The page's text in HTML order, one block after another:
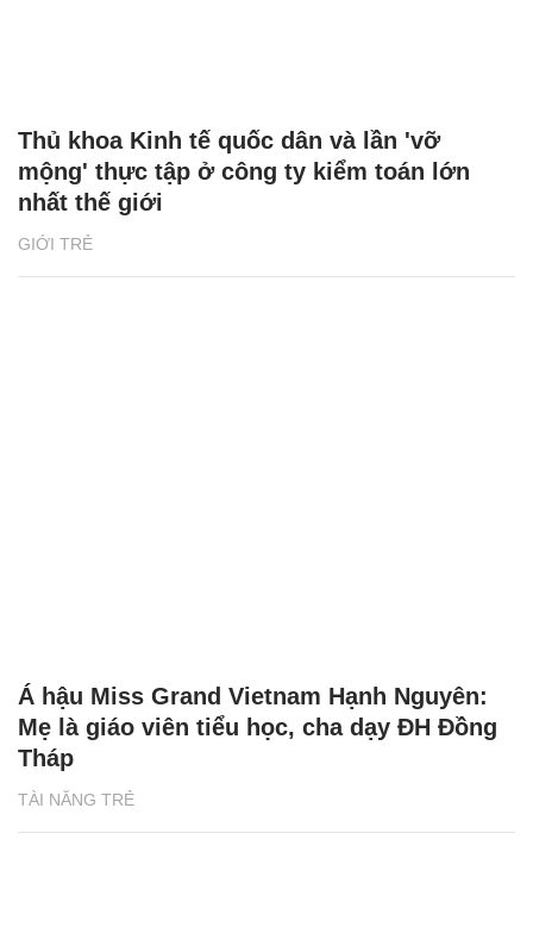
GIỚI TRẺ
Thủ khoa Kinh tế quốc dân và lần 'vỡ
mộng' thực tập ở công ty kiểm toán lớn
nhất thế giới
TÀI NĂNG TRẺ
Á hậu Miss Grand Vietnam Hạnh Nguyên:
Mẹ là giáo viên tiểu học, cha dạy ĐH Đồng
Tháp